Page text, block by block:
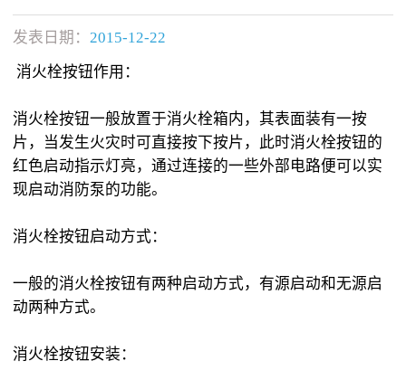
发表日期： 2015-12-22
消火栓按钮作用：
消火栓按钮一般放置于消火栓箱内，其表面装有一按
片，当发生火灾时可直接按下按片，此时消火栓按钮的
红色启动指示灯亮，通过连接的一些外部电路便可以实
现启动消防泵的功能。
消火栓按钮启动方式：
一般的消火栓按钮有两种启动方式，有源启动和无源启
动两种方式。
消火栓按钮安装：